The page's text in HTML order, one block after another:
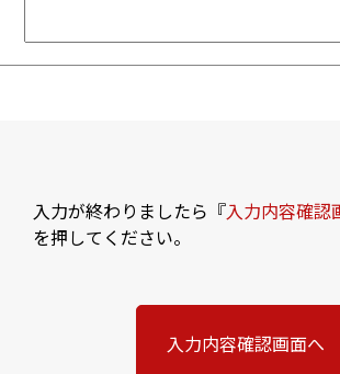
入力が終わりましたら『入力内容確認
を押してください。